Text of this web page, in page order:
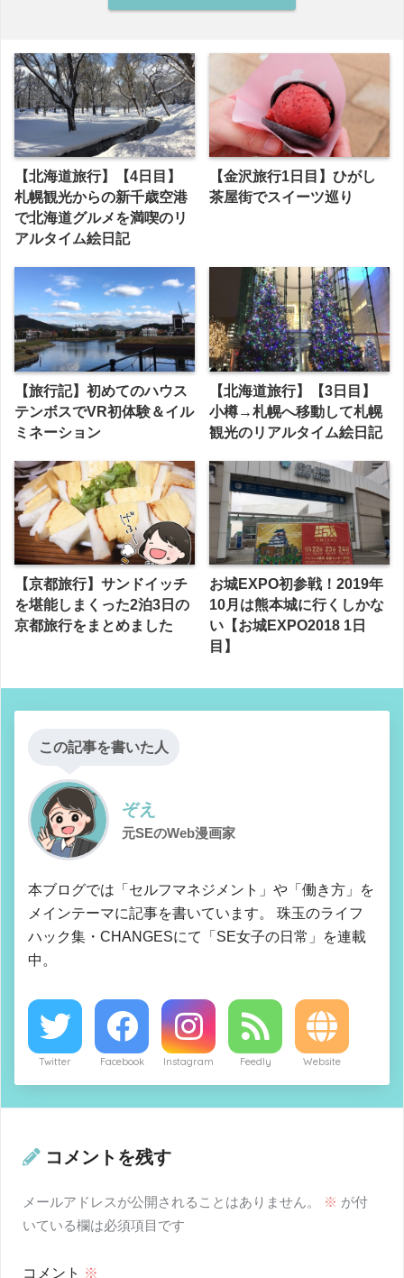
【北海道旅行】【4日目】
札幌観光からの新千歳空港
で北海道グルメを満喫のリ
アルタイム絵日記
【金沢旅行1日目】ひがし
茶屋街でスイーツ巡り
【旅行記】初めてのハウス
テンボスでVR初体験＆イル
ミネーション
【北海道旅行】【3日目】
小樽→札幌へ移動して札幌
観光のリアルタイム絵日記
【京都旅行】サンドイッチ
を堪能しまくった2泊3日の
京都旅行をまとめました
お城EXPO初参戦！2019年
10月は熊本城に行くしかな
い【お城EXPO2018 1日
目】
この記事を書いた人
ぞえ
元SEのWeb漫画家
本ブログでは「セルフマネジメント」や「働き方」を
メインテーマに記事を書いています。 珠玉のライフ
ハック集・CHANGESにて「SE女子の日常」を連載
中。
Twitter Facebook Instagram Feedly Website
コメントを残す
メールアドレスが公開されることはありません。 ※ が付
いている欄は必須項目です
コメント ※